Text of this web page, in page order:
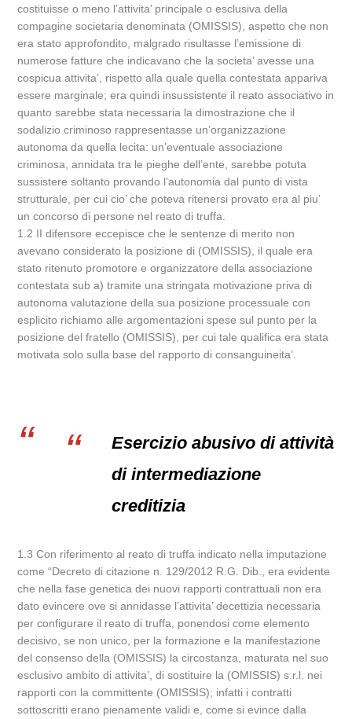
costituisse o meno l’attivita’ principale o esclusiva della
compagine societaria denominata (OMISSIS), aspetto che non
era stato approfondito, malgrado risultasse l’emissione di
numerose fatture che indicavano che la societa’ avesse una
cospicua attivita’, rispetto alla quale quella contestata appariva
essere marginale; era quindi insussistente il reato associativo in
quanto sarebbe stata necessaria la dimostrazione che il
sodalizio criminoso rappresentasse un’organizzazione
autonoma da quella lecita: un’eventuale associazione
criminosa, annidata tra le pieghe dell’ente, sarebbe potuta
sussistere soltanto provando l’autonomia dal punto di vista
strutturale, per cui cio’ che poteva ritenersi provato era al piu’
un concorso di persone nel reato di truffa.
1.2 II difensore eccepisce che le sentenze di merito non
avevano considerato la posizione di (OMISSIS), il quale era
stato ritenuto promotore e organizzatore della associazione
contestata sub a) tramite una stringata motivazione priva di
autonoma valutazione della sua posizione processuale con
esplicito richiamo alle argomentazioni spese sul punto per la
posizione del fratello (OMISSIS), per cui tale qualifica era stata
motivata solo sulla base del rapporto di consanguineita’.
Esercizio abusivo di attività
di intermediazione
creditizia
1.3 Con riferimento al reato di truffa indicato nella imputazione
come “Decreto di citazione n. 129/2012 R.G. Dib., era evidente
che nella fase genetica dei nuovi rapporti contrattuali non era
dato evincere ove si annidasse l’attivita’ decettizia necessaria
per configurare il reato di truffa, ponendosi come elemento
decisivo, se non unico, per la formazione e la manifestazione
del consenso della (OMISSIS) la circostanza, maturata nel suo
esclusivo ambito di attivita’, di sostituire la (OMISSIS) s.r.l. nei
rapporti con la committente (OMISSIS); infatti i contratti
sottoscritti erano pienamente validi e, come si evince dalla